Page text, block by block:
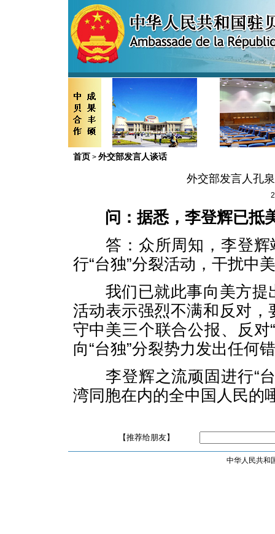
首页 > 外交部发言人谈话
外交部发言人孔
问：据悉，李登辉已抵
答：众所周知，李登辉
行“台独”分裂活动，干扰中
我们已就此事向美方提
活动表示强烈不满和反对
守中美三个联合公报、反
向“台独”分裂势力发出任何
李登辉之流顽固进行“台
湾同胞在内的全中国人民的
【推荐给朋友】
中华人民共和